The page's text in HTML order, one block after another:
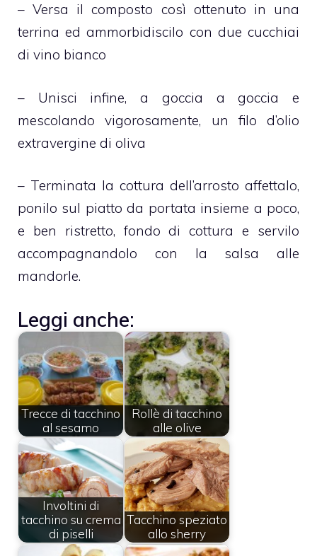
– Versa il composto così ottenuto in una
terrina ed ammorbidiscilo con due cucchiai
di vino bianco
– Unisci infine, a goccia a goccia e
mescolando vigorosamente, un filo d’olio
extravergine di oliva
– Terminata la cottura dell’arrosto affettalo,
ponilo sul piatto da portata insieme a poco,
e ben ristretto, fondo di cottura e servilo
accompagnandolo con la salsa alle
mandorle.
Leggi anche:
Trecce di tacchino
al sesamo
Rollè di tacchino
alle olive
Involtini di
tacchino su crema
di piselli
Tacchino speziato
allo sherry